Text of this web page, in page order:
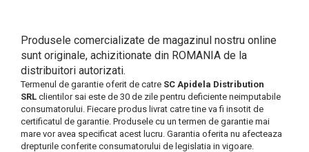
Produsele comercializate de magazinul nostru online
sunt originale, achizitionate din ROMANIA de la
distribuitori autorizati.
Termenul de garantie oferit de catre SC Apidela Distribution
SRL clientilor sai este de 30 de zile pentru deficiente neimputabile
consumatorului. Fiecare produs livrat catre tine va fi insotit de
certificatul de garantie. Produsele cu un termen de garantie mai
mare vor avea specificat acest lucru. Garantia oferita nu afecteaza
drepturile conferite consumatorului de legislatia in vigoare.